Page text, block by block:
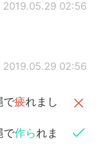
2019.05.29 02:56
2019.05.29 02:56
で疲れまし
で作られま